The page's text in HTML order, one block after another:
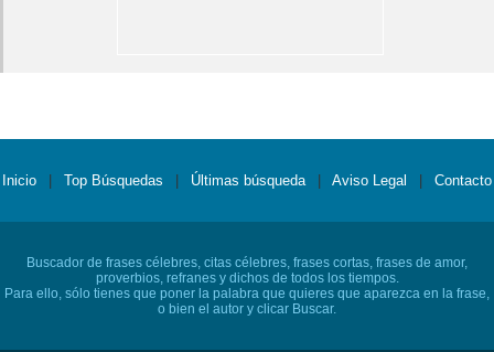
Inicio Top Búsquedas Últimas búsqueda Aviso Legal Contacto
Buscador de frases célebres, citas célebres, frases cortas, frases de amor,
proverbios, refranes y dichos de todos los tiempos.
Para ello, sólo tienes que poner la palabra que quieres que aparezca en la frase,
o bien el autor y clicar Buscar.